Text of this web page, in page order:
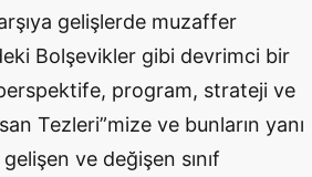
gelişlerde muzaffer
Bolşevikler gibi devrimci bir
program, strateji ve
Tezleri”mize ve bunların yanı
ve değişen sınıf